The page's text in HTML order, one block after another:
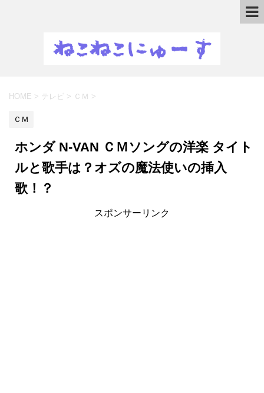
HOME > テレビ > ＣＭ >
ＣＭ
ホンダ N-VAN ＣＭソングの洋楽 タイト
ルと歌手は？オズの魔法使いの挿入
歌！？
スポンサーリンク